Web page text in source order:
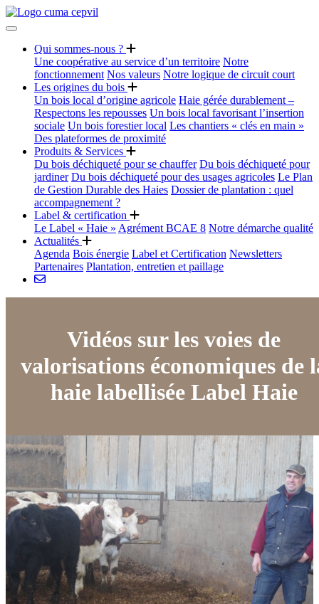
Qui sommes-nous ?
Une coopérative au service d’un territoire Notre
fonctionnement Nos valeurs Notre logique de circuit court
Les origines du bois
Un bois local d’origine agricole Haie gérée durablement –
Respectons les repousses Un bois local favorisant l’insertion
sociale Un bois forestier local Les chantiers « clés en main »
Des plateformes de proximité
Produits & Services
Du bois déchiqueté pour se chauffer Du bois déchiqueté pour
jardiner Du bois déchiqueté pour des usages agricoles Le Plan
de Gestion Durable des Haies Dossier de plantation : quel
accompagnement ?
Label & certification
Le Label « Haie » Agrément BCAE 8 Notre démarche qualité
Actualités
Agenda Bois énergie Label et Certification Newsletters
Partenaires Plantation, entretien et paillage
Vidéos sur les voies de
valorisations économiques de
haie labellisée Label Haie